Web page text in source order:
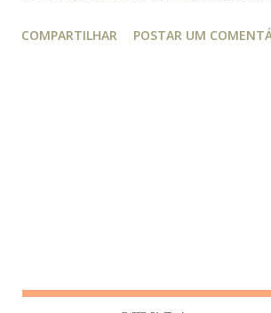
prática, ele manipula e desagrega,
e está sempre metida em confusões.
COMPARTILHAR POSTAR UM